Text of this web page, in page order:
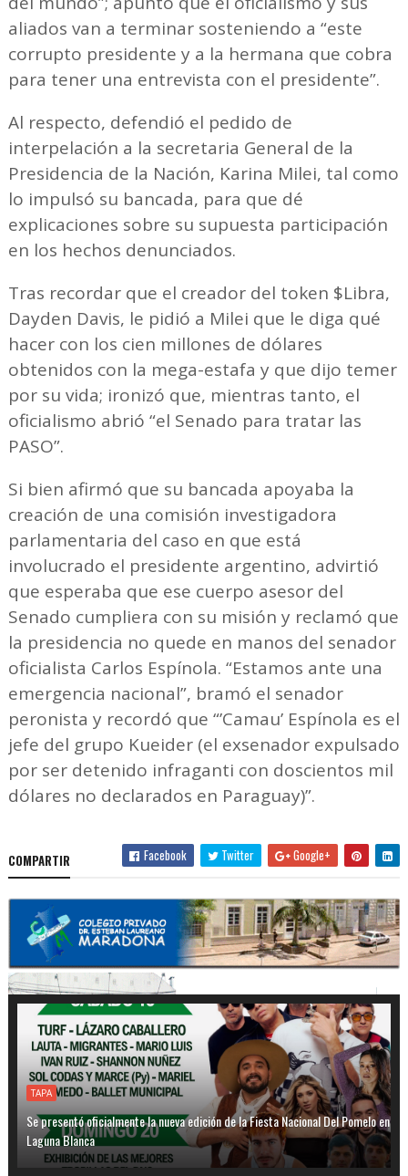
aliados van a terminar sosteniendo a “este
corrupto presidente y a la hermana que cobra
para tener una entrevista con el presidente”.
Al respecto, defendió el pedido de
interpelación a la secretaria General de la
Presidencia de la Nación, Karina Milei, tal como
lo impulsó su bancada, para que dé
explicaciones sobre su supuesta participación
en los hechos denunciados.
Tras recordar que el creador del token $Libra,
Dayden Davis, le pidió a Milei que le diga qué
hacer con los cien millones de dólares
obtenidos con la mega-estafa y que dijo temer
por su vida; ironizó que, mientras tanto, el
oficialismo abrió “el Senado para tratar las
PASO”.
Si bien afirmó que su bancada apoyaba la
creación de una comisión investigadora
parlamentaria del caso en que está
involucrado el presidente argentino, advirtió
que esperaba que ese cuerpo asesor del
Senado cumpliera con su misión y reclamó que
la presidencia no quede en manos del senador
oficialista Carlos Espínola. “Estamos ante una
emergencia nacional”, bramó el senador
peronista y recordó que “’Camau’ Espínola es el
jefe del grupo Kueider (el exsenador expulsado
por ser detenido infraganti con doscientos mil
dólares no declarados en Paraguay)”.
COMPARTIR Facebook Twitter Google+
TAPA
Se presentó oficialmente la nueva edición de la Fiesta Nacional Del Pomelo en
Laguna Blanca